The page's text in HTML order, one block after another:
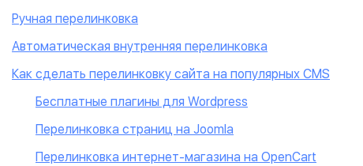
Ручная перелинковка
Автоматическая внутренняя перелинковка
Как сделать перелинковку сайта на популярных CMS
Бесплатные плагины для Wordpress
Перелинковка страниц на Joomla
Перелинковка интернет-магазина на OpenCart